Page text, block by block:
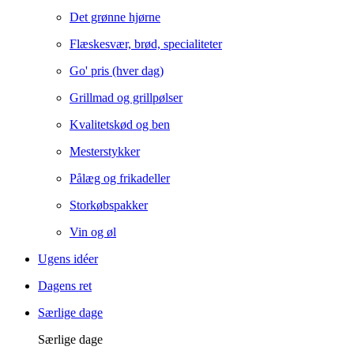
Det grønne hjørne
Flæskesvær, brød, specialiteter
Go' pris (hver dag)
Grillmad og grillpølser
Kvalitetskød og ben
Mesterstykker
Pålæg og frikadeller
Storkøbspakker
Vin og øl
Ugens idéer
Dagens ret
Særlige dage
Særlige dage